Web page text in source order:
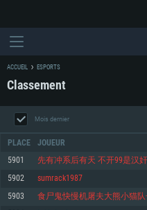
ACCUEIL ESPORTS
Classement
Mois dernier
PLACE JOUEUR
5901 先有冲系后有天 不开99是汉奸
5902 sumrack1987
5903 食尸鬼快慢机屠夫大熊小猫